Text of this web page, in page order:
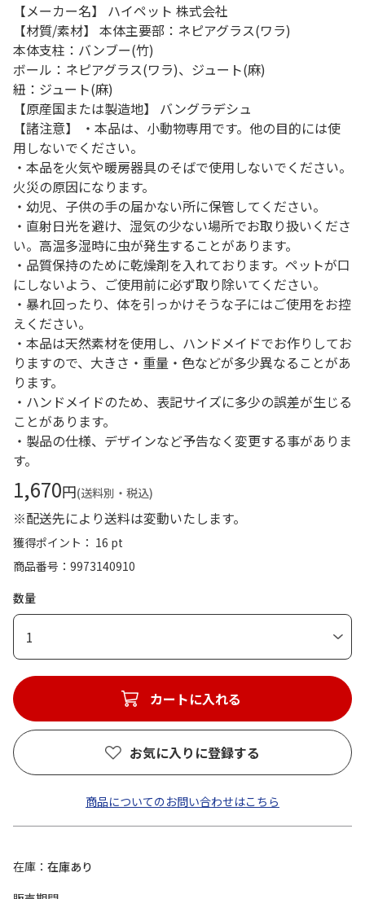
【メーカー名】 ハイペット 株式会社
【材質/素材】 本体主要部：ネピアグラス(ワラ)
本体支柱：バンブー(竹)
ボール：ネピアグラス(ワラ)、ジュート(麻)
紐：ジュート(麻)
【原産国または製造地】 バングラデシュ
【諸注意】 ・本品は、小動物専用です。他の目的には使
用しないでください。
・本品を火気や暖房器具のそばで使用しないでください。
火災の原因になります。
・幼児、子供の手の届かない所に保管してください。
・直射日光を避け、湿気の少ない場所でお取り扱いくださ
い。高温多湿時に虫が発生することがあります。
・品質保持のために乾燥剤を入れております。ペットが口
にしないよう、ご使用前に必ず取り除いてください。
・暴れ回ったり、体を引っかけそうな子にはご使用をお控
えください。
・本品は天然素材を使用し、ハンドメイドでお作りしてお
りますので、大きさ・重量・色などが多少異なることがあ
ります。
・ハンドメイドのため、表記サイズに多少の誤差が生じる
ことがあります。
・製品の仕様、デザインなど予告なく変更する事がありま
す。
1,670円(送料別・税込)
※配送先により送料は変動いたします。
獲得ポイント： 16 pt
商品番号
9973140910
数量
1
カートに入れる
お気に入りに登録する
商品についてのお問い合わせはこちら
在庫
在庫あり